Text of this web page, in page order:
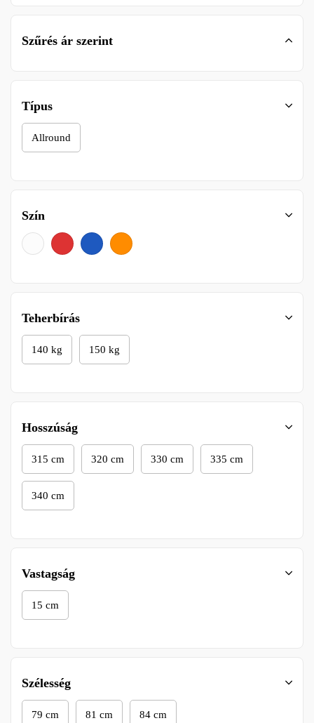
Szűrés ár szerint
Típus
Allround
Szín
Teherbírás
140 kg 150 kg
Hosszúság
315 cm 320 cm 330 cm 335 cm
340 cm
Vastagság
15 cm
Szélesség
79 cm 81 cm 84 cm